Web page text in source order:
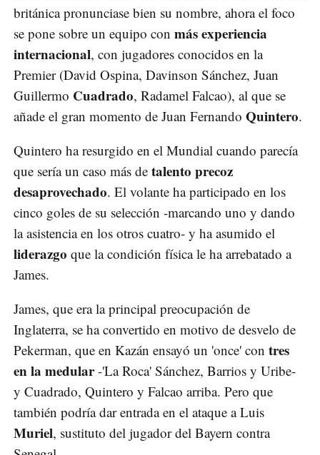
británica pronunciase bien su nombre, ahora el foco
se pone sobre un equipo con más experiencia
internacional, con jugadores conocidos en la
Premier (David Ospina, Davinson Sánchez, Juan
Guillermo Cuadrado, Radamel Falcao), al que se
añade el gran momento de Juan Fernando Quintero.
Quintero ha resurgido en el Mundial cuando parecía
que sería un caso más de talento precoz
desaprovechado. El volante ha participado en los
cinco goles de su selección -marcando uno y dando
la asistencia en los otros cuatro- y ha asumido el
liderazgo que la condición física le ha arrebatado a
James.
James, que era la principal preocupación de
Inglaterra, se ha convertido en motivo de desvelo de
Pekerman, que en Kazán ensayó un 'once' con tres
en la medular-'La Roca' Sánchez, Barrios y Uribe-
y Cuadrado, Quintero y Falcao arriba. Pero que
también podría dar entrada en el ataque a Luis
Muriel, sustituto del jugador del Bayern contra